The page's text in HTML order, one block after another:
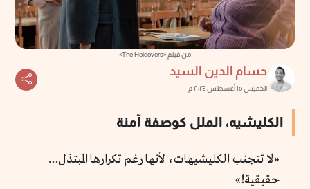
من فيلم «The Holdovers»
حسام الدين السيد
الخميس ١٥ أغسطس ٢٠٢٤ م
الكليشيه، الملل كوصفة آمنة
«لا تتجنب الكليشيهات، لأنها رغم تكرارها المبتذل…
حقيقية!»